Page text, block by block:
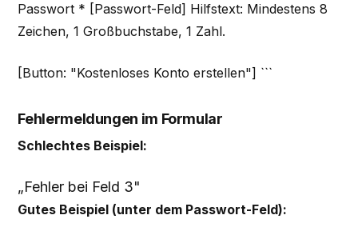
Passwort * [Passwort-Feld] Hilfstext: Mindestens 8
Zeichen, 1 Großbuchstabe, 1 Zahl.
[Button: "Kostenloses Konto erstellen"] ```
Fehlermeldungen im Formular
Schlechtes Beispiel:
„Fehler bei Feld 3"
Gutes Beispiel (unter dem Passwort-Feld):